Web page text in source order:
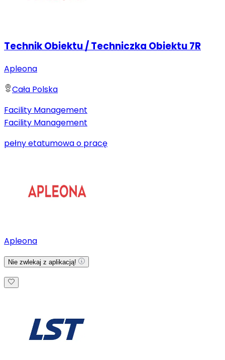
Technik Obiektu / Techniczka Obiektu 7R
Apleona
Cała Polska
Facility Management
Facility Management
pełny etatumowa o pracę
Apleona
Nie zwlekaj z aplikacją!